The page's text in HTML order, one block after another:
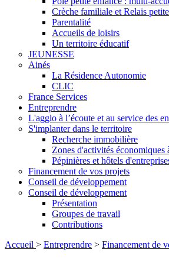
Crèche familiale et Relais
Parentalité
Accueils de loisirs
Un territoire éducatif
JEUNESSE
Ainés
La Résidence Autonomie
CLIC
France Services
Entreprendre
L'agglo à l’écoute et au service des
S'implanter dans le territoire
Recherche immobilière
Zones d'activités économiques
Pépinières et hôtels
Financement de vos projets
Conseil de développement
Conseil de développement
Présentation
Groupes de travail
Contributions
Accueil > Entreprendre > Financement de